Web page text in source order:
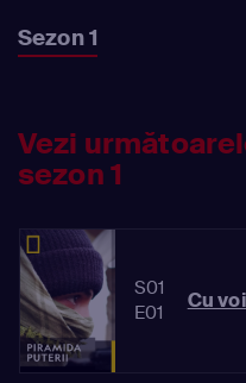
Sezon 1
Vezi
sezon 1
S01
E01
Cu